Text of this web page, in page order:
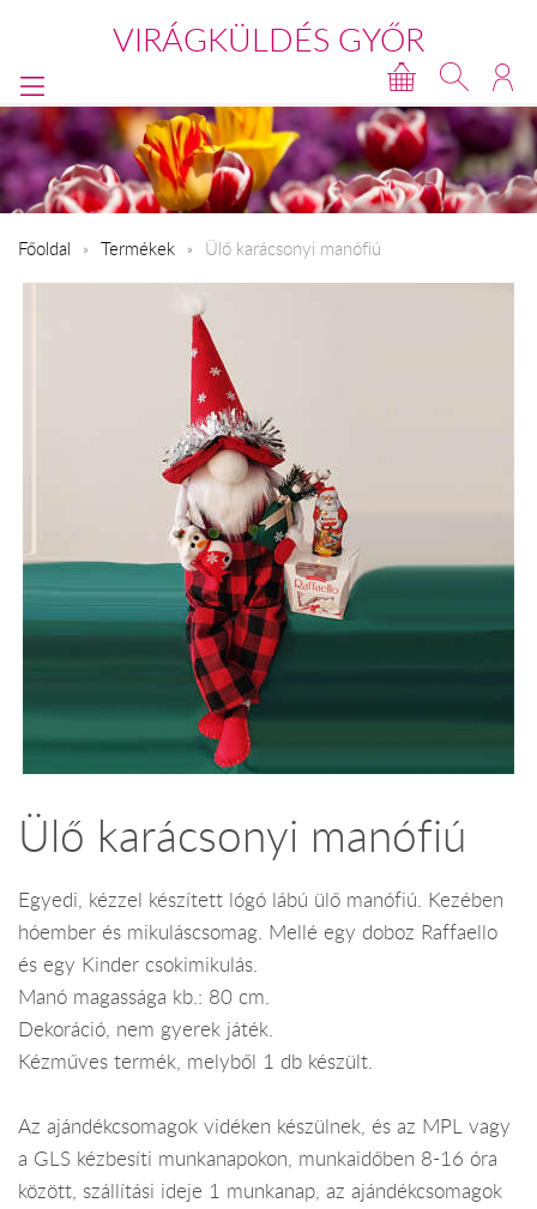
VIRÁGKÜLDÉS GYŐR
Főoldal Termékek Ülő karácsonyi manófiú
Ülő karácsonyi manófiú
Egyedi, kézzel készített lógó lábú ülő manófiú. Kezében
hóember és mikuláscsomag. Mellé egy doboz Raffaello
és egy Kinder csokimikulás.
Manó magassága kb.: 80 cm.
Dekoráció, nem gyerek játék.
Kézműves termék, melyből 1 db készült.
Az ajándékcsomagok vidéken készülnek, és az MPL vagy
a GLS kézbesíti munkanapokon, munkaidőben 8-16 óra
között, szállítási ideje 1 munkanap, az ajándékcsomagok